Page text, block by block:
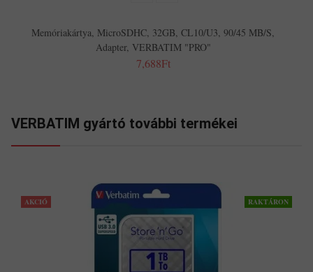
Memóriakártya, MicroSDHC, 32GB, CL10/U3, 90/45 MB/s,
Adapter, VERBATIM "PRO"
7,688Ft
VERBATIM gyártó további termékei
AKCIÓ RAKTÁRON